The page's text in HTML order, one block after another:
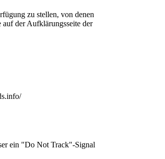
zu stellen, von denen
der Aufklärungsseite der
ein "Do Not Track"-Signal